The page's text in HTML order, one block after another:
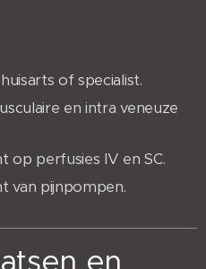
of specialist.
en intra veneuze
op perfusies IV en SC.
van pijnpompen.
en